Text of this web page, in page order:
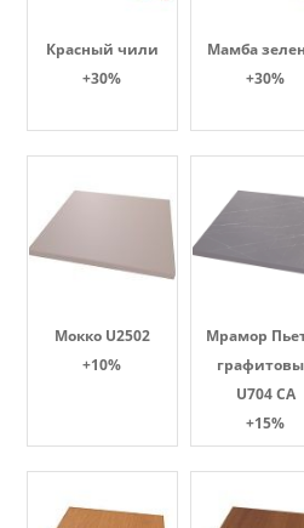
Красный чили
+30%
Мамба
+30%
Мокко U2502
+10%
Мрамор
U704 CA
+15%